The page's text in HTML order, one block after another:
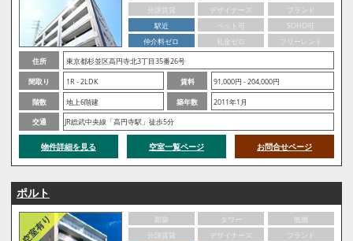
分譲賃貸
デザイナーズ
ブランド
駅近
ペット可
SOHO可
仲介料ゼロ
礼金ゼロ
フリーレント
住所
東京都杉並区高円寺北3丁目35番26号
間取り
1R - 2LDK 賃料
91,000円 - 204,000円
階数
地上6階建 築年数
2011年1月
交通
JR総武中央線「高円寺駅」徒歩5分
物件詳細を見る 空室一覧ページ お問合せページ
ポルト
新築 タワー
低層
分譲賃貸
デザイナーズ
ブランド